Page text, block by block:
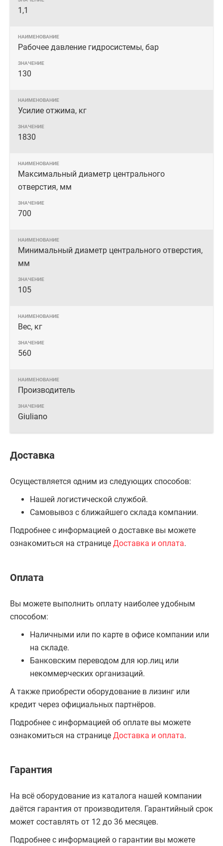
1,1
Рабочее давление гидросистемы, бар
130
Усилие отжима, кг
1830
Максимальный диаметр центрального
отверстия, мм
700
Минимальный диаметр центрального отверстия,
мм
105
Вес, кг
560
Производитель
Giuliano
Доставка
Осуществляется одним из следующих способов:
Нашей логистической службой.
Самовывоз с ближайшего склада компании.
Подробнее с информацией о доставке вы можете
ознакомиться на странице Доставка и оплата.
Оплата
Вы можете выполнить оплату наиболее удобным
способом:
Наличными или по карте в офисе компании или
на складе.
Банковским переводом для юр.лиц или
некоммерческих организаций.
А также приобрести оборудование в лизинг или
кредит через официальных партнёров.
Подробнее с информацией об оплате вы можете
ознакомиться на странице Доставка и оплата.
Гарантия
На всё оборудование из каталога нашей компании
даётся гарантия от производителя. Гарантийный срок
может составлять от 12 до 36 месяцев.
Подробнее с информацией о гарантии вы можете